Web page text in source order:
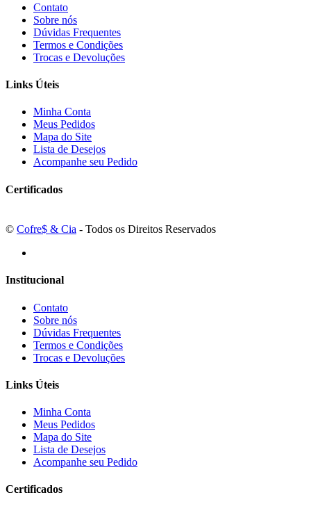
Contato
Sobre nós
Dúvidas Frequentes
Termos e Condições
Trocas e Devoluções
Links Úteis
Minha Conta
Meus Pedidos
Mapa do Site
Lista de Desejos
Acompanhe seu Pedido
Certificados
© Cofre$ & Cia - Todos os Direitos Reservados
Institucional
Contato
Sobre nós
Dúvidas Frequentes
Termos e Condições
Trocas e Devoluções
Links Úteis
Minha Conta
Meus Pedidos
Mapa do Site
Lista de Desejos
Acompanhe seu Pedido
Certificados